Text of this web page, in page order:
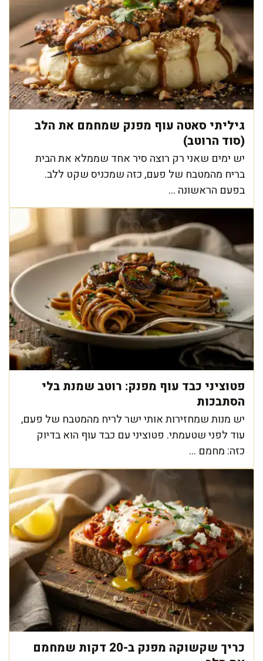
גיליתי סאטה עוף מפנק שמחמם את הלב
(סוד הרוטב)
יש ימים שאני רק רוצה סיר אחד שממלא את הבית
בריח מהמטבח של פעם, כזה שמכניס שקט ללב.
בפעם הראשונה ...
פטוציני כבד עוף מפנק: רוטב שמנת בלי
הסתבכות
יש מנות שמחזירות אותי ישר לריח מהמטבח של פעם,
עוד לפני שטעמתי. פטוציני עם כבד עוף הוא בדיוק
כזה: מחמם ...
כריך שקשוקה מפנק ב-20 דקות שמחמם